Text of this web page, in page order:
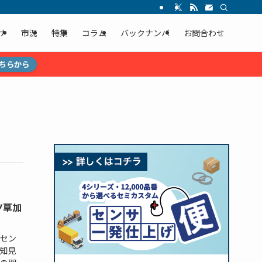
市況 特集 コラム バックナンバ お問合わせ
らから
加
ン
見